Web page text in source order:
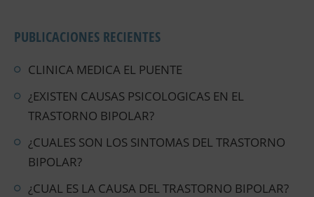
PUBLICACIONES RECIENTES
CLINICA MEDICA EL PUENTE
¿EXISTEN CAUSAS PSICOLOGICAS EN EL
TRASTORNO BIPOLAR?
¿CUALES SON LOS SINTOMAS DEL TRASTORNO
BIPOLAR?
¿CUAL ES LA CAUSA DEL TRASTORNO BIPOLAR?